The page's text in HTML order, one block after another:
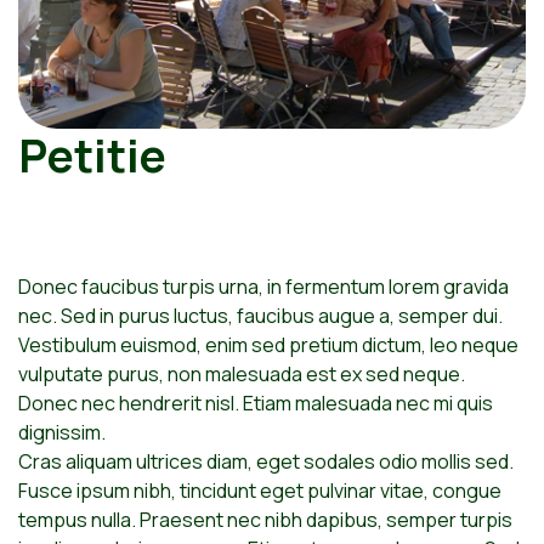
Petitie
Donec faucibus turpis urna, in fermentum lorem gravida
nec. Sed in purus luctus, faucibus augue a, semper dui.
Vestibulum euismod, enim sed pretium dictum, leo neque
vulputate purus, non malesuada est ex sed neque.
Donec nec hendrerit nisl. Etiam malesuada nec mi quis
dignissim.
Cras aliquam ultrices diam, eget sodales odio mollis sed.
Fusce ipsum nibh, tincidunt eget pulvinar vitae, congue
tempus nulla. Praesent nec nibh dapibus, semper turpis